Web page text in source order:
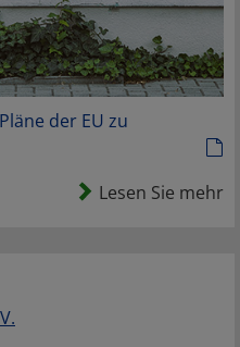
der EU zu
Lesen Sie mehr